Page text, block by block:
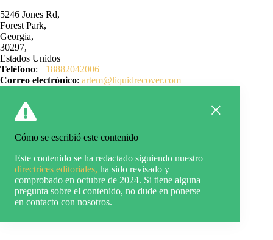
5246 Jones Rd,
Forest Park,
Georgia,
30297,
Estados Unidos
Teléfono: +18882042006
Correo electrónico: artem@liquidrecover.com
Cómo se escribió este contenido
Este contenido se ha redactado siguiendo nuestro
directrices editoriales, ha sido revisado y
comprobado en octubre de 2024. Si tiene alguna
pregunta sobre el contenido, no dude en ponerse
en contacto con nosotros.